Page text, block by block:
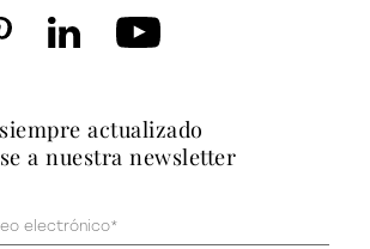
a nuestra newsletter